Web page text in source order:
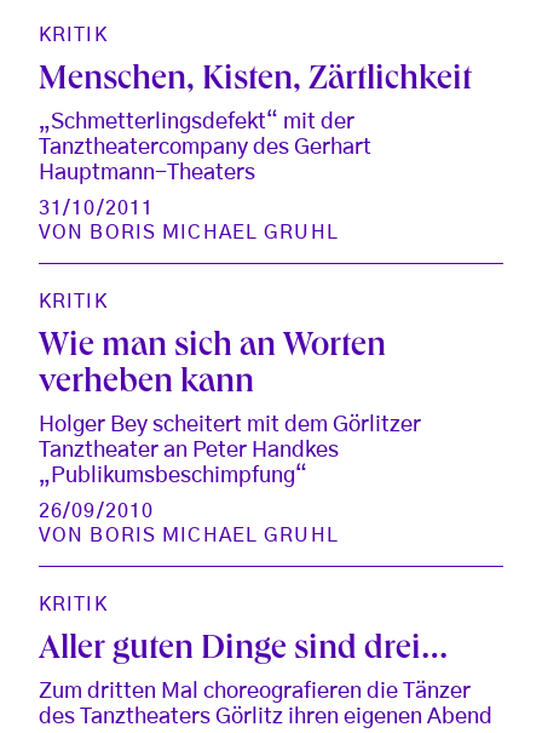
KRITIK
Menschen, Kisten, Zärtlichkeit
„Schmetterlingsdefekt“ mit der
Tanztheatercompany des Gerhart
Hauptmann-Theaters
31/10/2011
VON
BORIS MICHAEL GRUHL
KRITIK
Wie man sich an Worten
verheben kann
Holger Bey scheitert mit dem Görlitzer
Tanztheater an Peter Handkes
„Publikumsbeschimpfung“
26/09/2010
VON
BORIS MICHAEL GRUHL
KRITIK
Aller guten Dinge sind drei…
Zum dritten Mal choreografieren die Tänzer
des Tanztheaters Görlitz ihren eigenen Abend